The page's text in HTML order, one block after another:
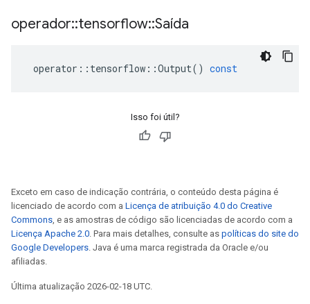
operador::tensorflow::Saída
operator :: tensorflow ::Output() const
Isso foi útil?
Exceto em caso de indicação contrária, o conteúdo desta página é
licenciado de acordo com a Licença de atribuição 4.0 do Creative
Commons, e as amostras de código são licenciadas de acordo com a
Licença Apache 2.0. Para mais detalhes, consulte as políticas do site do
Google Developers. Java é uma marca registrada da Oracle e/ou
afiliadas.
Última atualização 2026-02-18 UTC.